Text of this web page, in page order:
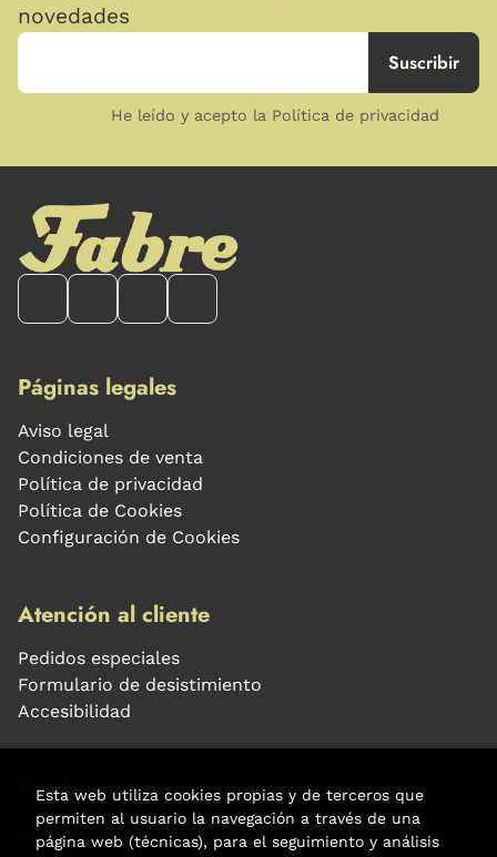
novedades
He leído y acepto la Política de privacidad
Páginas legales
Aviso legal
Condiciones de venta
Política de privacidad
Política de Cookies
Configuración de Cookies
Atención al cliente
Pedidos especiales
Formulario de desistimiento
Accesibilidad
Puede interesarte
Noticias
Esta web utiliza cookies propias y de terceros que
permiten al usuario la navegación a través de una
página web (técnicas), para el seguimiento y análisis